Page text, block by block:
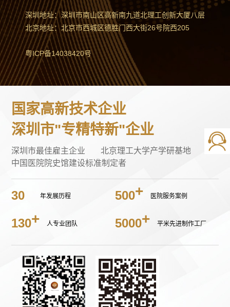
深圳地址：深圳市南山区高新南九道北理工创新大厦八层
北京地址：北京市西城区德胜门西大街26号院西205
粤ICP备14038420号
国家高新技术企业
深圳市"专精特新"企业
深圳市最佳雇主企业
北京理工大学产学研基地
中国医院院史馆建设标准制定者
30 年发展历程 500 医院服务案例
130 人专业团队 5000 平米先进制作工厂